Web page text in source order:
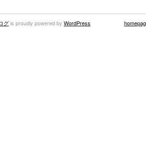
グis proudly powered by WordPress